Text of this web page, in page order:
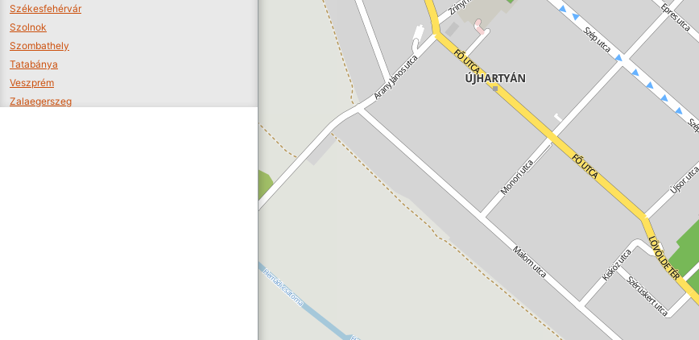
Székesfehérvár
Szolnok
Szombathely
Tatabánya
Veszprém
Zalaegerszeg